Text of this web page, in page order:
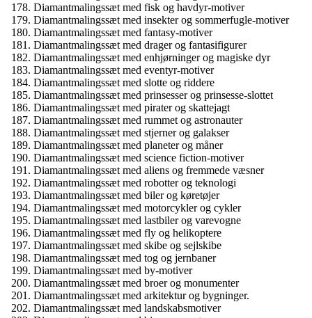
Diamantmalingssæt med fisk og havdyr-motiver
Diamantmalingssæt med insekter og sommerfugle-motiver
Diamantmalingssæt med fantasy-motiver
Diamantmalingssæt med drager og fantasifigurer
Diamantmalingssæt med enhjørninger og magiske dyr
Diamantmalingssæt med eventyr-motiver
Diamantmalingssæt med slotte og riddere
Diamantmalingssæt med prinsesser og prinsesse-slottet
Diamantmalingssæt med pirater og skattejagt
Diamantmalingssæt med rummet og astronauter
Diamantmalingssæt med stjerner og galakser
Diamantmalingssæt med planeter og måner
Diamantmalingssæt med science fiction-motiver
Diamantmalingssæt med aliens og fremmede væsner
Diamantmalingssæt med robotter og teknologi
Diamantmalingssæt med biler og køretøjer
Diamantmalingssæt med motorcykler og cykler
Diamantmalingssæt med lastbiler og varevogne
Diamantmalingssæt med fly og helikoptere
Diamantmalingssæt med skibe og sejlskibe
Diamantmalingssæt med tog og jernbaner
Diamantmalingssæt med by-motiver
Diamantmalingssæt med broer og monumenter
Diamantmalingssæt med arkitektur og bygninger.
Diamantmalingssæt med landskabsmotiver